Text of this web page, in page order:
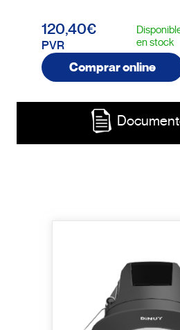
120,40€
PVR
en stock
Comprar online